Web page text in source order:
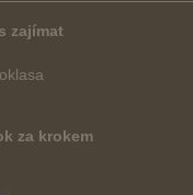
zajímat
za krokem